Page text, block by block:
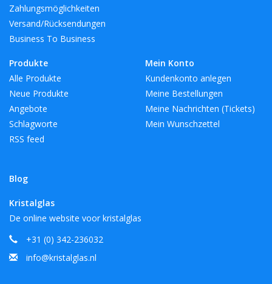
Zahlungsmöglichkeiten
Versand/Rücksendungen
Business To Business
Produkte
Alle Produkte
Neue Produkte
Angebote
Schlagworte
RSS feed
Blog
Mein Konto
Kundenkonto anlegen
Meine Bestellungen
Meine Nachrichten (Tickets)
Mein Wunschzettel
Kristalglas
De online website voor kristalglas
+31 (0) 342-236032
info@kristalglas.nl